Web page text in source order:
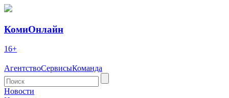
КомиОнлайн
16+
АгентствоСервисыКоманда
Новости